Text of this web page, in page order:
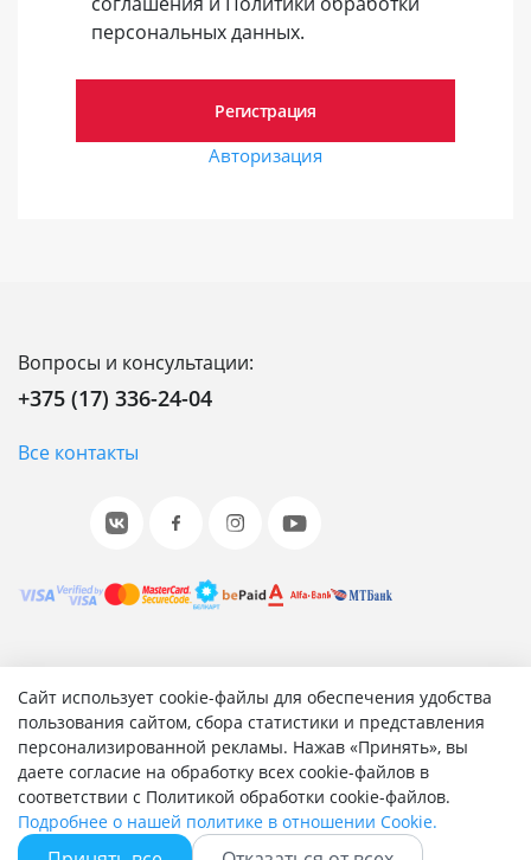
Сайт использует cookie-файлы для обеспечения удобства
пользования сайтом, сбора статистики и представления
персонализированной рекламы. Нажав «Принять», вы
даете согласие на обработку всех cookie-файлов в
соответствии с Политикой обработки cookie-файлов.
Подробнее о нашей политике в отношении Cookie.
персональных данных.
Авторизация
Вопросы и консультации:
+375 (17) 336-24-04
Все контакты
© 2001-2026 «Битрикс», «1С-Битрикс». Работает на 1С-
Битрикс: Управление сайтом.
Согласие на обработку персональных данных
Отзыв согласия на обработку персональных данных
Политика обработки персональных данных
Соглашение об использовании сайта